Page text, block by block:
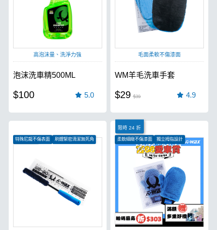
高泡沫量、洗淨力強
泡沫洗車精500ML
$100 5.0
毛面柔軟不傷漆面
WM羊毛洗車手套
$29 $39 4.9
特殊尼龍不傷表面
刷體緊密清潔無死角
限時 24 折
柔軟細緻不傷漆面
獨立拇指設計
各式材質皆可用